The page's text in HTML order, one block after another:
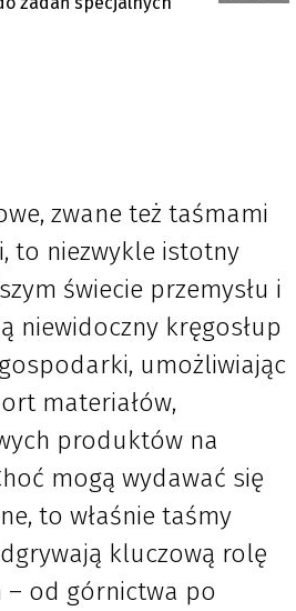
zwane też taśmami
to niezwykle istotny
świecie przemysłu i
niewidoczny kręgosłup
umożliwiając
materiałów,
produktów na
mogą wydawać się
to właśnie taśmy
kluczową rolę
– od górnictwa po